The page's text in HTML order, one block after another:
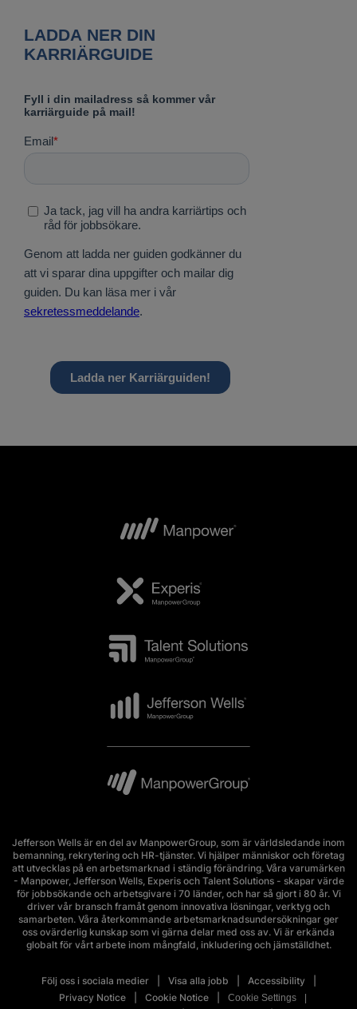
Jefferson Wells är en del av ManpowerGroup, som är världsledande inom
bemanning, rekrytering och HR-tjänster. Vi hjälper människor och företag
att utvecklas på en arbetsmarknad i ständig förändring. Våra varumärken
- Manpower, Jefferson Wells, Experis och Talent Solutions - skapar värde
för jobbsökande och arbetsgivare i 70 länder, och har så gjort i 80 år. Vi
driver vår bransch framåt genom innovativa lösningar, verktyg och
samarbeten. Våra återkommande arbetsmarknadsundersökningar ger
oss ovärderlig kunskap som vi gärna delar med oss av. Vi är erkända
globalt för vårt arbete inom mångfald, inkludering och jämställdhet.
Följ oss i sociala medier Visa alla jobb
Accessibility
Privacy Notice
Cookie Notice Cookie Settings